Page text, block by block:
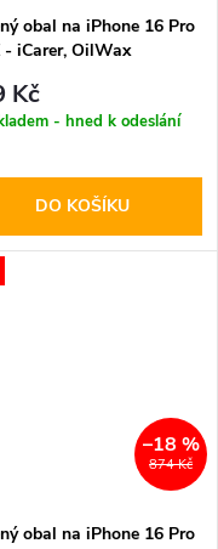
obal na iPhone 16 Pro
- iCarer, OilWax
Kč
- hned k odeslání
DO KOŠÍKU
874 Kč
–18 %
obal na iPhone 16 Pro